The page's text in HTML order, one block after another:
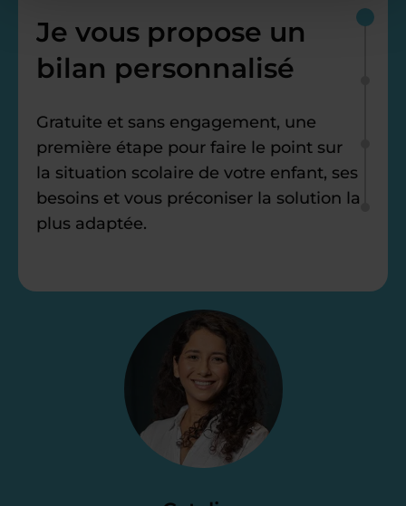
Je vous propose un
bilan personnalisé
Gratuite et sans engagement, une
première étape pour faire le point sur
la situation scolaire de votre enfant, ses
besoins et vous préconiser la solution la
plus adaptée.
Étape 2
Je vous envoie une
proposition
d’accompagnement